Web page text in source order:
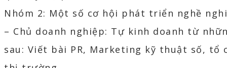
Nhóm 2: Một số cơ hội phát triển nghề
– Chủ doanh nghiệp: Tự kinh doanh từ
sau: Viết bài PR, Marketing kỹ thuật số,